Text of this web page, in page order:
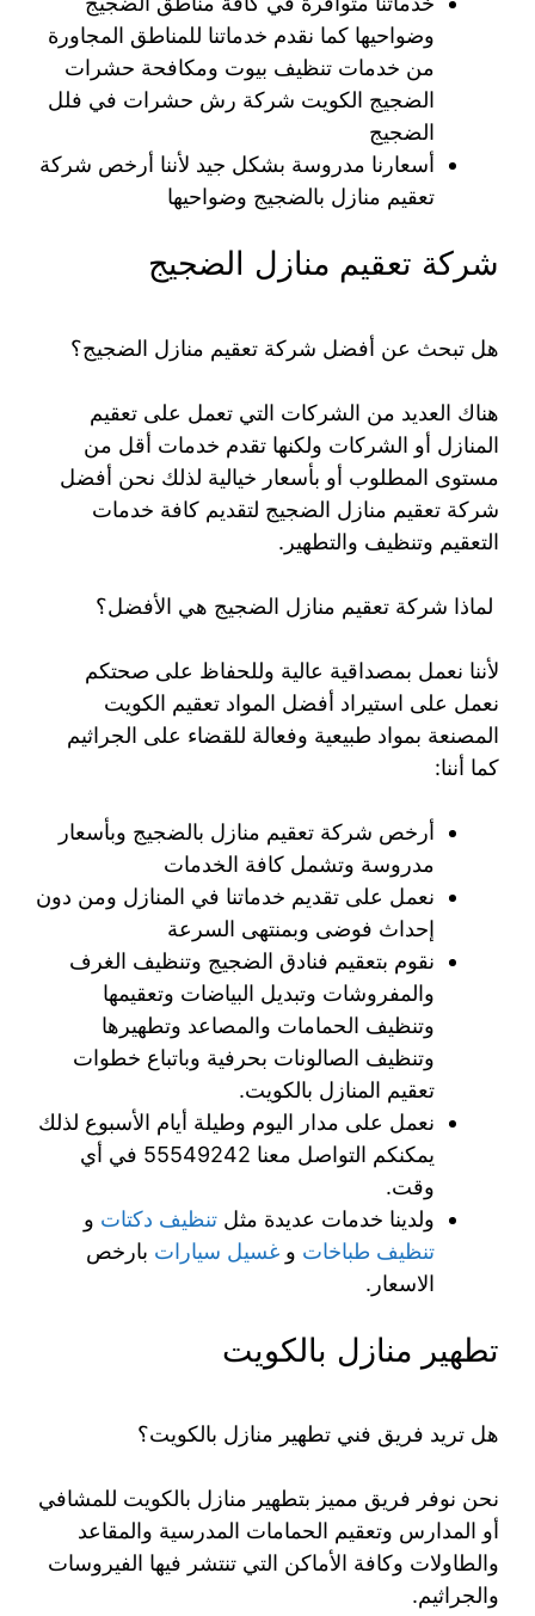
وضواحيها كما نقدم خدماتنا للمناطق المجاورة
من خدمات تنظيف بيوت ومكافحة حشرات
الضجيج الكويت شركة رش حشرات في فلل
الضجيج
أسعارنا مدروسة بشكل جيد لأننا أرخص شركة
تعقيم منازل بالضجيج وضواحيها
شركة تعقيم منازل الضجيج
هل تبحث عن أفضل شركة تعقيم منازل الضجيج؟
هناك العديد من الشركات التي تعمل على تعقيم
المنازل أو الشركات ولكنها تقدم خدمات أقل من
مستوى المطلوب أو بأسعار خيالية لذلك نحن أفضل
شركة تعقيم منازل الضجيج لتقديم كافة خدمات
التعقيم وتنظيف والتطهير.
لماذا شركة تعقيم منازل الضجيج هي الأفضل؟
لأننا نعمل بمصداقية عالية وللحفاظ على صحتكم
نعمل على استيراد أفضل المواد تعقيم الكويت
المصنعة بمواد طبيعية وفعالة للقضاء على الجراثيم
كما أننا:
أرخص شركة تعقيم منازل بالضجيج وبأسعار
مدروسة وتشمل كافة الخدمات
نعمل على تقديم خدماتنا في المنازل ومن دون
إحداث فوضى وبمنتهى السرعة
نقوم بتعقيم فنادق الضجيج وتنظيف الغرف
والمفروشات وتبديل البياضات وتعقيمها
وتنظيف الحمامات والمصاعد وتطهيرها
وتنظيف الصالونات بحرفية وباتباع خطوات
تعقيم المنازل بالكويت.
نعمل على مدار اليوم وطيلة أيام الأسبوع لذلك
يمكنكم التواصل معنا 55549242 في أي
وقت.
ولدينا خدمات عديدة مثل تنظيف دكتات و
تنظيف طباخات و غسيل سيارات بارخص
الاسعار.
تطهير منازل بالكويت
هل تريد فريق فني تطهير منازل بالكويت؟
نحن نوفر فريق مميز بتطهير منازل بالكويت للمشافي
أو المدارس وتعقيم الحمامات المدرسية والمقاعد
والطاولات وكافة الأماكن التي تنتشر فيها الفيروسات
والجراثيم.